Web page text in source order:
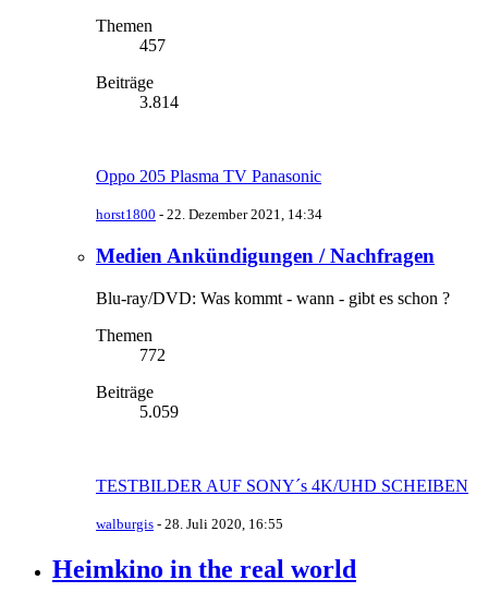
Themen
457
Beiträge
3.814
Oppo 205 Plasma TV Panasonic
horst1800 - 22. Dezember 2021, 14:34
Medien Ankündigungen / Nachfragen
Blu-ray/DVD: Was kommt - wann - gibt es schon ?
Themen
772
Beiträge
5.059
TESTBILDER AUF SONY´s 4K/UHD SCHEIBEN
walburgis - 28. Juli 2020, 16:55
Heimkino in the real world